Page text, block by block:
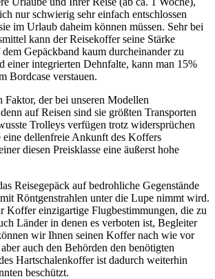
nur schwierig sehr einfach entschlossen
im Urlaub daheim können müssen. Sehr bei
kann der Reisekoffer seine Stärke
Gepäckband kaum durcheinander zu
einer integrierten Dehnfalte, kann man 15%
Bordcase verstauen.
Faktor, der bei unseren Modellen
auf Reisen sind sie größten Transporten
Trolleys verfügen trotz widersprüchen
eine dellenfreie Ankunft des Koffers
diesen Preisklasse eine äußerst hohe
Reisegepäck auf bedrohliche Gegenstände
Röntgenstrahlen unter die Lupe nimmt wird.
Koffer einzigartige Flugbestimmungen, die zu
Länder in denen es verboten ist, Begleiter
wir Ihnen seinen Koffer nach wie vor
auch den Behörden den benötigten
Hartschalenkoffer ist dadurch weiterhin
beschützt.